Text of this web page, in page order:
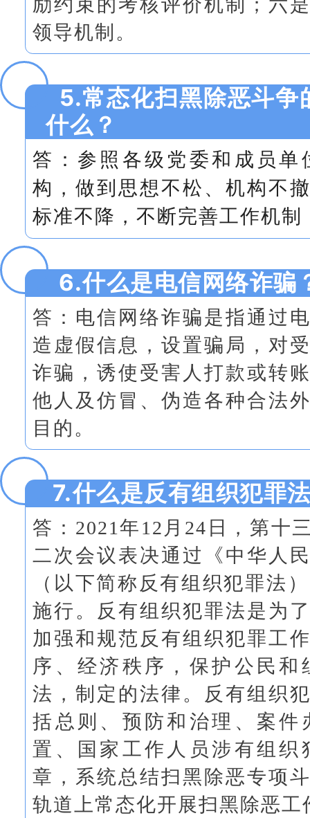
领导机制。
5.常态化扫黑除恶斗争
什么？
答：参照 各级党委和成员单
构，做到思想不松、机构不
标准不降，不断完善工作机
6.什么是电信网络诈骗
答： 电信网络诈骗是指通过
造虚假信息，设置骗局，对
诈骗，诱使受害人打款或转
他人及仿冒、伪造各种合法
目的。
7.什么是反有组织犯罪
答： 2021年12月24日，第十
二次会议表决通过《中华人
（以下简称反有组织犯罪法
施行。反有组织犯罪法是为
加强和规范反有组织犯罪工
序、经济秩序，保护公民
法，制定的法律。反有组织
括总则、预防和治理、案
置、国家工作人员涉有组
章，系统总结扫黑除恶专项
轨道上常态化开展扫黑除恶工